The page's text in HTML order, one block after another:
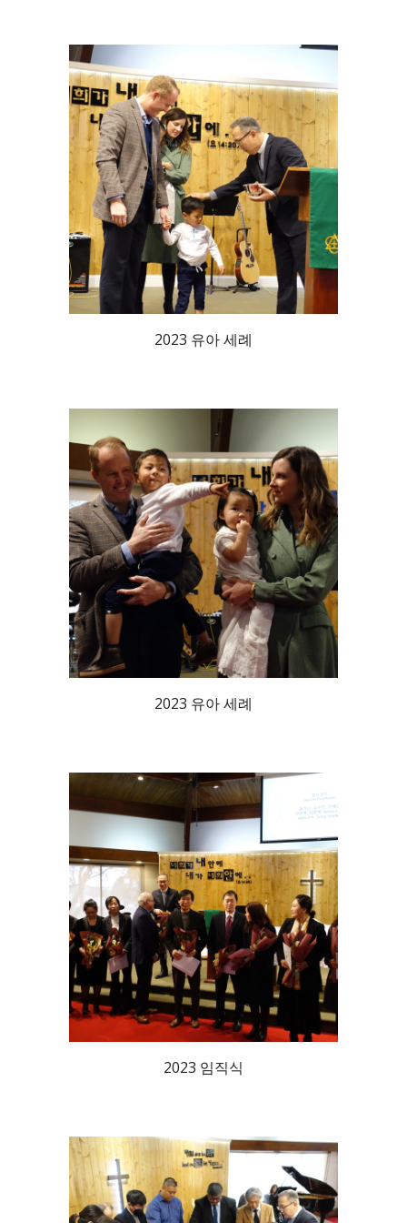
2023 유아 세례
2023 유아 세례
2023 임직식